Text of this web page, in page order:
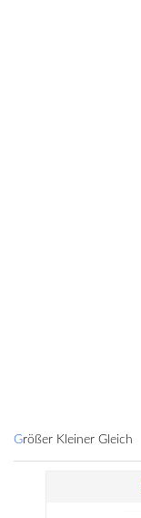
Größer Kleiner Gleich